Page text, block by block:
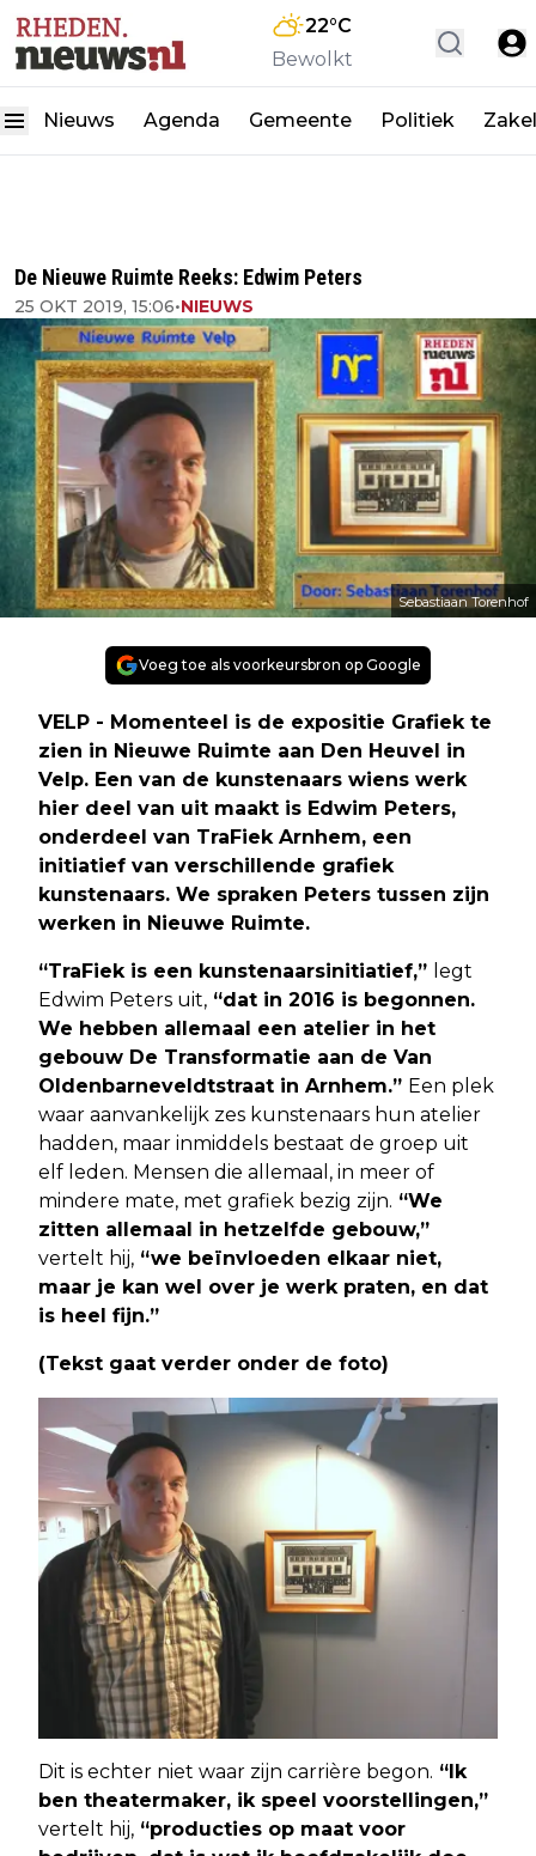
22°C
Bewolkt
Nieuws Agenda Gemeente Politiek
De Nieuwe Ruimte Reeks: Edwim Peters
25 OKT 2019, 15:06•NIEUWS
Sebastiaan Torenhof
Voeg toe als voorkeursbron op Google
VELP - Momenteel is de expositie Grafiek te
zien in Nieuwe Ruimte aan Den Heuvel in
Velp. Een van de kunstenaars wiens werk
hier deel van uit maakt is Edwim Peters,
onderdeel van TraFiek Arnhem, een
initiatief van verschillende grafiek
kunstenaars. We spraken Peters tussen zijn
werken in Nieuwe Ruimte.
“TraFiek is een kunstenaarsinitiatief,” legt
Edwim Peters uit, “dat in 2016 is begonnen.
We hebben allemaal een atelier in het
gebouw De Transformatie aan de Van
Oldenbarneveldtstraat in Arnhem.” Een plek
waar aanvankelijk zes kunstenaars hun atelier
hadden, maar inmiddels bestaat de groep uit
elf leden. Mensen die allemaal, in meer of
mindere mate, met grafiek bezig zijn. “We
zitten allemaal in hetzelfde gebouw,”
vertelt hij, “we beïnvloeden elkaar niet,
maar je kan wel over je werk praten, en dat
is heel fijn.”
(Tekst gaat verder onder de foto)
Dit is echter niet waar zijn carrière begon. “Ik
ben theatermaker, ik speel voorstellingen,”
vertelt hij, “producties op maat voor